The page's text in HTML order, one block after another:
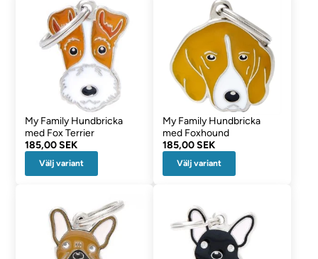
My Family Hundbricka
med Fox Terrier
185,00 SEK
Välj variant
My Family Hundbricka
med Foxhound
185,00 SEK
Välj variant